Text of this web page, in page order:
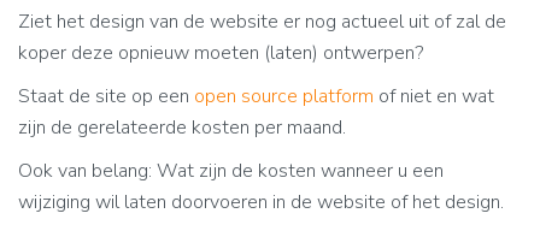
Ziet het design van de website er nog actueel uit of zal de
koper deze opnieuw moeten (laten) ontwerpen?
Staat de site op een open source platform of niet en wat
zijn de gerelateerde kosten per maand.
Ook van belang: Wat zijn de kosten wanneer u een
wijziging wil laten doorvoeren in de website of het design.